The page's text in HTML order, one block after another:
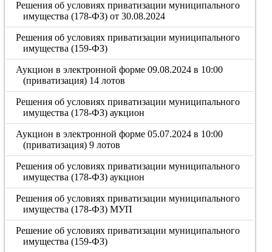
Решения об условиях приватизации муниципального
имущества (178-ФЗ) от 30.08.2024
Решения об условиях приватизации муниципального
имущества (159-ФЗ)
Аукцион в электронной форме 09.08.2024 в 10:00
(приватизация) 14 лотов
Решения об условиях приватизации муниципального
имущества (178-ФЗ) аукцион
Аукцион в электронной форме 05.07.2024 в 10:00
(приватизация) 9 лотов
Решения об условиях приватизации муниципального
имущества (178-ФЗ) аукцион
Решения об условиях приватизации муниципального
имущества (178-ФЗ) МУП
Решение об условиях приватизации муниципального
имущества (159-ФЗ)